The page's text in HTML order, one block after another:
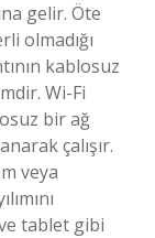
gelir. Öte
olmadığı
kablosuz
Wi-Fi
bir ağ
çalışır.
veya
tablet gibi